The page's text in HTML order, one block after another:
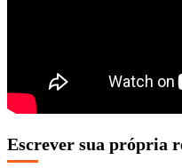
Escrever sua própria